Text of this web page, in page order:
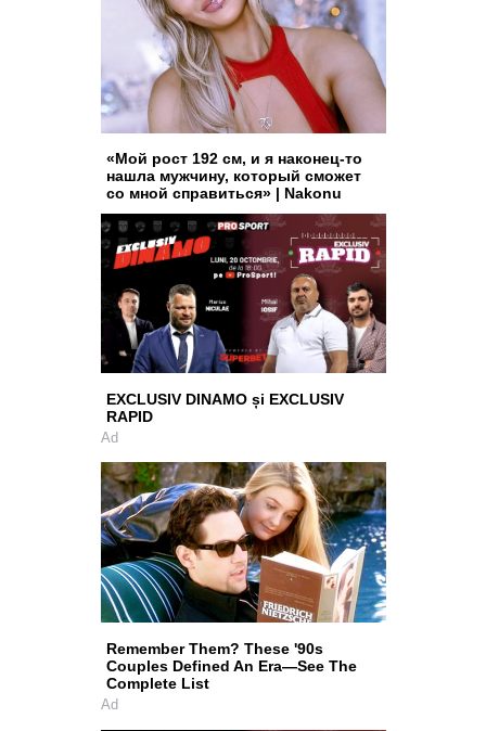
«Мой рост 192 см, и я наконец-то
нашла мужчину, который сможет
со мной справиться» | Nakonu
EXCLUSIV DINAMO și EXCLUSIV
RAPID
Ad
Remember Them? These '90s
Couples Defined An Era—See The
Complete List
Ad